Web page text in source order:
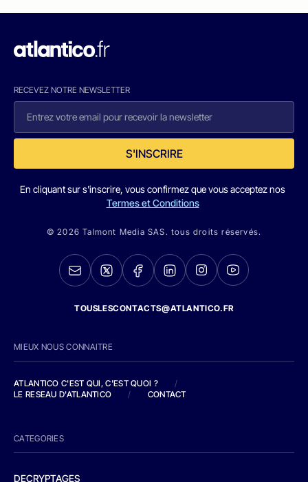
RECEVEZ NOTRE NEWSLETTER
S'INSCRIRE
En cliquant sur s'inscrire, vous confirmez que vous acceptez nos
Termes et Conditions
© 2026 Talmont Media SAS. tous droits réservés.
TOUSLESCONTACTS@ATLANTICO.FR
MIEUX NOUS CONNAITRE
ATLANTICO C'EST QUI, C'EST QUOI ?
/
LE RESEAU D'ATLANTICO
/ CONTACT
CATEGORIES
DECRYPTAGES